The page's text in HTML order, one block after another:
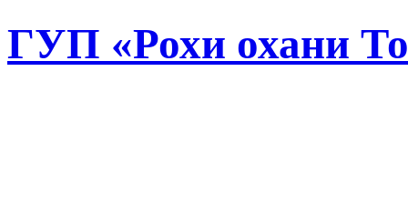
ГУП «Рохи охани